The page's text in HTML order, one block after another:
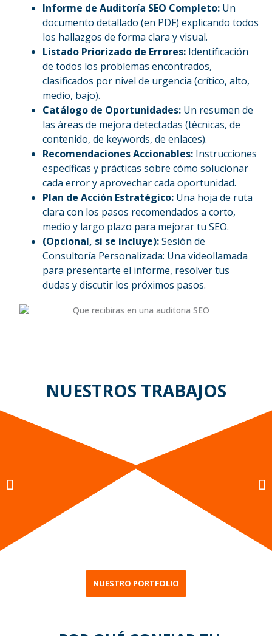
Informe de Auditoría SEO Completo: Un
documento detallado (en PDF) explicando todos
los hallazgos de forma clara y visual.
Listado Priorizado de Errores: Identificación
de todos los problemas encontrados,
clasificados por nivel de urgencia (crítico, alto,
medio, bajo).
Catálogo de Oportunidades: Un resumen de
las áreas de mejora detectadas (técnicas, de
contenido, de keywords, de enlaces).
Recomendaciones Accionables: Instrucciones
específicas y prácticas sobre cómo solucionar
cada error y aprovechar cada oportunidad.
Plan de Acción Estratégico: Una hoja de ruta
clara con los pasos recomendados a corto,
medio y largo plazo para mejorar tu SEO.
(Opcional, si se incluye):Sesión de
Consultoría Personalizada: Una videollamada
para presentarte el informe, resolver tus
dudas y discutir los próximos pasos.
NUESTROS TRABAJOS
NUESTRO PORTFOLIO